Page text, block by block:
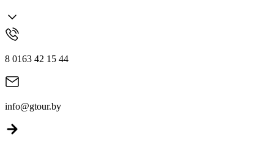
8 0163 42 15 44
info@gtour.by